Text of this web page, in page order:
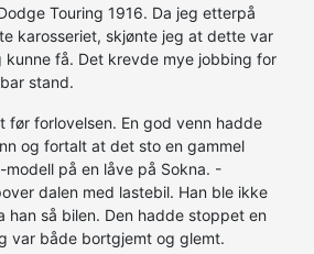
Touring 1916. Da jeg etterpå
karosseriet, skjønte jeg at dette var
kunne få. Det krevde mye jobbing for
stand.
før forlovelsen. En god venn hadde
og fortalt at det sto en gammel
modell på en låve på Sokna. -
dalen med lastebil. Han ble ikke
han så bilen. Den hadde stoppet en
var både bortgjemt og glemt.